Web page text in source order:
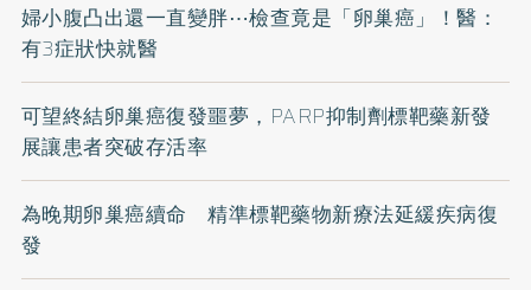
婦小腹凸出還一直變胖⋯檢查竟是「卵巢癌」！醫：
有3症狀快就醫
可望終結卵巢癌復發噩夢，PARP抑制劑標靶藥新發
展讓患者突破存活率
為晚期卵巢癌續命 精準標靶藥物新療法延緩疾病復
發